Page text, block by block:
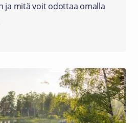
ja mitä voit odottaa omalla